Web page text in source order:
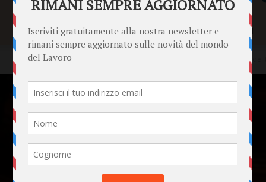
SENTENZE FORMULARI PUNTO INFORMAZIONI
Home News Organizzazione, produzione e amministrazione